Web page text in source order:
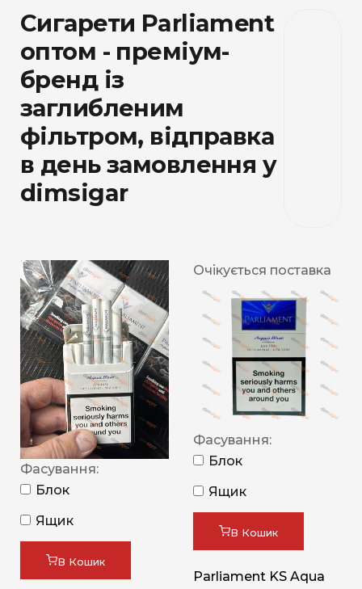
Сигарети Parliament
оптом - преміум-
бренд із
заглибленим
фільтром, відправка
в день замовлення у
dimsigar
Фасування:
Блок
Ящик
В Кошик
Очікується поставка
Фасування:
Блок
Ящик
В Кошик
Parliament KS Aqua